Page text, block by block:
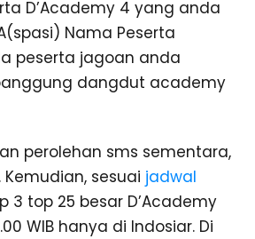
D’Academy 4 yang anda
Nama Peserta
peserta jagoan anda
dangdut academy
perolehan sms sementara,
. Kemudian, sesuai jadwal
3 top 25 besar D’Academy
WIB hanya di Indosiar. Di